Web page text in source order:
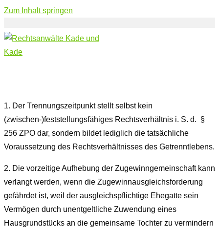
Zum Inhalt springen
1. Der Trennungszeitpunkt stellt selbst kein
(zwischen-)feststellungsfähiges Rechtsverhältnis i. S. d. §
256 ZPO dar, sondern bildet lediglich die tatsächliche
Voraussetzung des Rechtsverhältnisses des Getrenntlebens.
2. Die vorzeitige Aufhebung der Zugewinngemeinschaft kann
verlangt werden, wenn die Zugewinnausgleichsforderung
gefährdet ist, weil der ausgleichspflichtige Ehegatte sein
Vermögen durch unentgeltliche Zuwendung eines
Hausgrundstücks an die gemeinsame Tochter zu vermindern